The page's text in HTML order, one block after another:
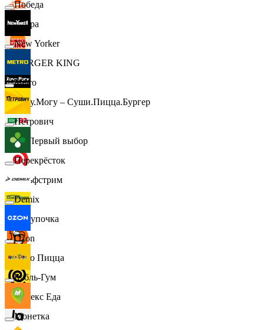
7 утра
BURGER KING
Хочу.Могу – Суши.Пицца.Бургер
B1 Первый выбор
Гольфстрим
Покупочка
Додо Пицца
Яндекс Еда
Победа
New Yorker
Metro
Петрович
Перекрёсток
Demix
Ozon
Бубль-Гум
Монетка